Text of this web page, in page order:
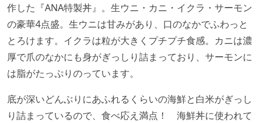
作した『ANA特製丼』。生ウニ・カニ・イクラ・サーモン
の豪華4点盛。生ウニは甘みがあり、口のなかでふわっと
とろけます。イクラは粒が大きくプチプチ食感。カニは濃
厚で爪のなかにも身がぎっしり詰まっており、サーモンに
は脂がたっぷりのっています。
底が深いどんぶりにあふれるくらいの海鮮と白米がぎっし
り詰まっているので、食べ応え満点！ 海鮮丼に使われて